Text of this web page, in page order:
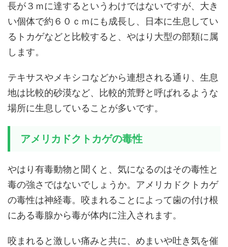
長が３ｍに達するというわけではないですが、大き
い個体で約６０ｃｍにも成長し、日本に生息してい
るトカゲなどと比較すると、やはり大型の部類に属
します。
テキサスやメキシコなどから連想される通り、生息
地は比較的砂漠など、比較的荒野と呼ばれるような
場所に生息していることが多いです。
アメリカドクトカゲの毒性
やはり有毒動物と聞くと、気になるのはその毒性と
毒の強さではないでしょうか。アメリカドクトカゲ
の毒性は神経毒。咬まれることによって歯の付け根
にある毒腺から毒が体内に注入されます。
咬まれると激しい痛みと共に、めまいや吐き気を催